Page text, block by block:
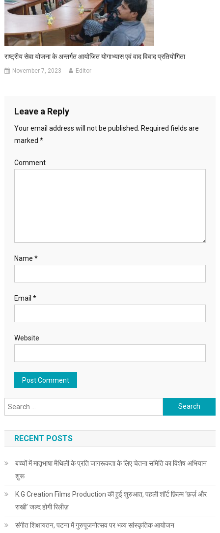
राष्ट्रीय सेवा योजना के अन्तर्गत आयोजित योगाभ्यास एवं वाद विवाद प्रतियोगिता
November 7, 2023 Editor
Leave a Reply
Your email address will not be published.
Required fields are
marked *
Comment
Name *
Email *
Website
Search for:
RECENT POSTS
बच्चों में मातृभाषा मैथिली के प्रति जागरूकता के लिए चेतना समिति का विशेष अभियान
शुरू
K.G Creation Films Production की हुई शुरुआत, पहली शॉर्ट फ़िल्म ‘फ़र्ज़ और
राखी’ जल्द होगी रिलीज़
संगीत शिक्षायतन, पटना में गुरुपूजनोत्सव पर भव्य सांस्कृतिक आयोजन